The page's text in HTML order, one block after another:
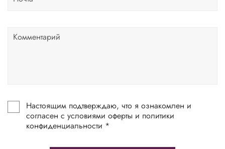
Настоящим подтверждаю, что я ознакомлен и
согласен с условиями оферты и политики
конфиденциальности *